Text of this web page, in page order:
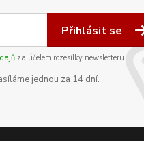
Přihlásit se
za účelem rozesílky newsletteru.
jednou za 14 dní.